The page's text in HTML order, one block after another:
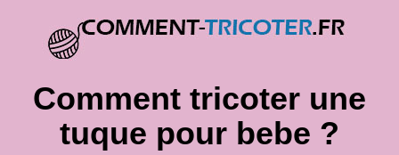
Comment tricoter une
tuque pour bebe ?